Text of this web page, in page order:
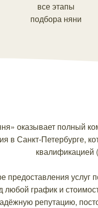
все этапы
подбора няни
оказывает полный
Санкт-Петербурге,
квалификацией
услуг
график и
репутацию,